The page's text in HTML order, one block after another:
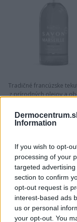
Information
If you wish to opt-
processing of your
targeted
section to confirm
opt-out request is
interest-based ads
us or personal
your opt-out. You
Tradičné francúzske
z prírodných olejov a
hydratáciu
11,95 €